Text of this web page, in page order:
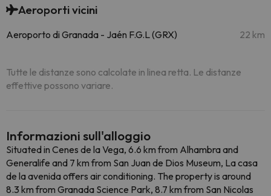
Aeroporti vicini
Aeroporto di Granada - Jaén F.G.L (GRX) 22 km
Tutte le distanze sono calcolate in linea retta. Le distanze
effettive possono variare.
Informazioni sull'alloggio
Situated in Cenes de la Vega, 6.6 km from Alhambra and
Generalife and 7 km from San Juan de Dios Museum, La casa
de la avenida offers air conditioning. The property is around
8.3 km from Granada Science Park, 8.7 km from San Nicolas